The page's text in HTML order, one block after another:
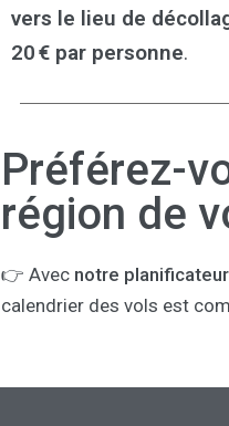
vers le lieu de
20 € par personne.
Préférez-
région de
👉 Avec notre
calendrier des vols est